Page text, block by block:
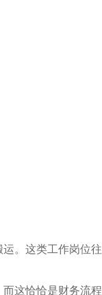
。这类工作岗位
这恰恰是财务流程